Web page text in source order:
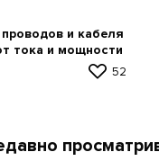
и кабеля
тока и мощности
52